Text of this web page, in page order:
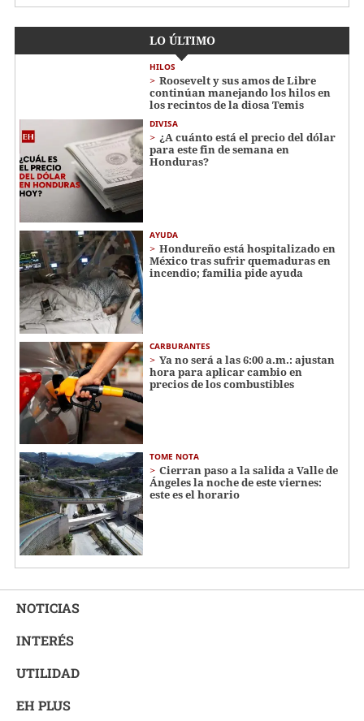
LO ÚLTIMO
HILOS
Roosevelt y sus amos de Libre
continúan manejando los hilos en
los recintos de la diosa Temis
DIVISA
¿A cuánto está el precio del dólar
para este fin de semana en
Honduras?
AYUDA
Hondureño está hospitalizado en
México tras sufrir quemaduras en
incendio; familia pide ayuda
CARBURANTES
Ya no será a las 6:00 a.m.: ajustan
hora para aplicar cambio en
precios de los combustibles
TOME NOTA
Cierran paso a la salida a Valle de
Ángeles la noche de este viernes:
este es el horario
NOTICIAS
INTERÉS
UTILIDAD
EH PLUS